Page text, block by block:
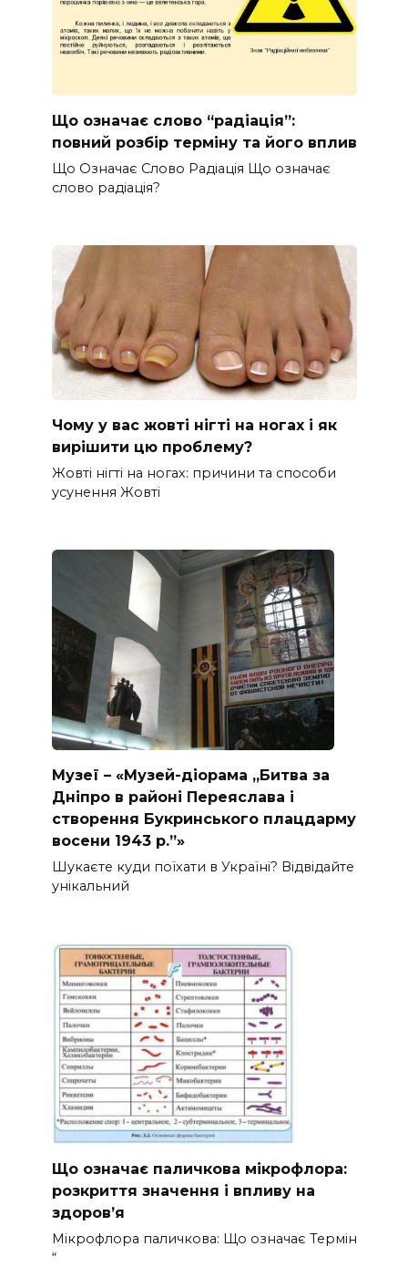
Що означає слово “радіація”:
повний розбір терміну та його вплив
Що Означає Слово Радіація Що означає
слово радіація?
Чому у вас жовті нігті на ногах і як
вирішити цю проблему?
Жовті нігті на ногах: причини та способи
усунення Жовті
Музеї – «Музей-діорама „Битва за
Дніпро в районі Переяслава і
створення Букринського плацдарму
восени 1943 р.”»
Шукаєте куди поїхати в Україні? Відвідайте
унікальний
Що означає паличкова мікрофлора:
розкриття значення і впливу на
здоров’я
Мікрофлора паличкова: Що означає Термін
“